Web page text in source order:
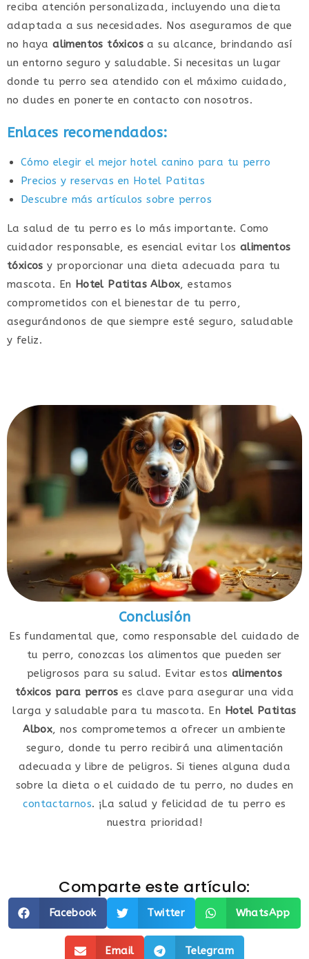
reciba atención personalizada, incluyendo una dieta
adaptada a sus necesidades. Nos aseguramos de que
no hayaalimentos tóxicos a su alcance, brindando así
un entorno seguro y saludable. Si necesitas un lugar
donde tu perro sea atendido con el máximo cuidado,
no dudes en ponerte en contacto con nosotros.
Enlaces recomendados:
Cómo elegir el mejor hotel canino para tu perro
Precios y reservas en Hotel Patitas
Descubre más artículos sobre perros
La salud de tu perro es lo más importante. Como
cuidador responsable, es esencial evitar los alimentos
tóxicos y proporcionar una dieta adecuada para tu
mascota. En Hotel Patitas Albox, estamos
comprometidos con el bienestar de tu perro,
asegurándonos de que siempre esté seguro, saludable
y feliz.
Conclusión
Es fundamental que, como responsable del cuidado de
tu perro, conozcas los alimentos que pueden ser
peligrosos para su salud. Evitar estos alimentos
tóxicos para perros es clave para asegurar una vida
larga y saludable para tu mascota. En Hotel Patitas
Albox, nos comprometemos a ofrecer un ambiente
seguro, donde tu perro recibirá una alimentación
adecuada y libre de peligros. Si tienes alguna duda
sobre la dieta o el cuidado de tu perro, no dudes en
contactarnos. ¡La salud y felicidad de tu perro es
nuestra prioridad!
Comparte este artículo:
Facebook Twitter WhatsApp
Email Telegram